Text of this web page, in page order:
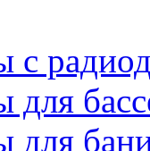
с
для
для